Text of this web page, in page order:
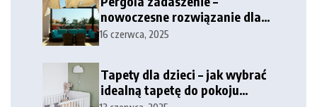
nowoczesne rozwiązanie dla
tarasów i przestrzeni
16 czerwca, 2025
Tapety dla dzieci – jak wybrać
idealną tapetę do pokoju